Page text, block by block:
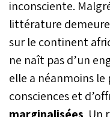
inconsciente.
littérature
sur le continent
ne naît pas d’un
elle a néanmoins le
consciences et